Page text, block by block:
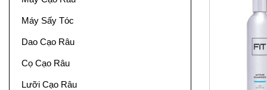
Máy Sấy Tóc
Dao Cạo Râu
Cọ Cạo Râu
Lưỡi Cạo Râu